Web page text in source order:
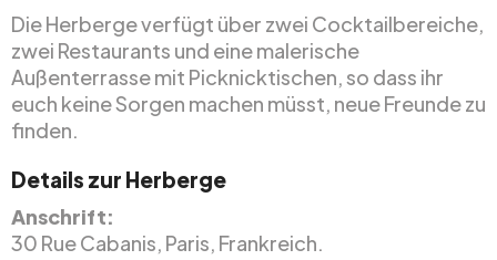
Die Herberge verfügt über zwei Cocktailbereiche,
zwei Restaurants und eine malerische
Außenterrasse mit Picknicktischen, so dass ihr
euch keine Sorgen machen müsst, neue Freunde zu
finden.
Details zur Herberge
Anschrift:
30 Rue Cabanis, Paris, Frankreich.